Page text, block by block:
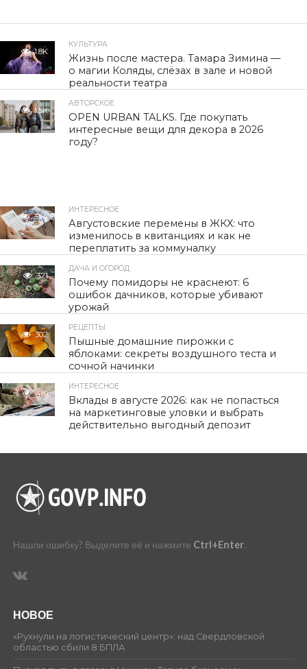
1.8K
КУЛЬТУРА
Жизнь после мастера. Тамара Зимина —
о магии Коляды, слёзах в зале и новой
реальности театра
1.5K
АВТОРСКОЕ
OPEN URBAN TALKS. Где покупать
интересные вещи для декора в 2026
году?
324
ИНТЕРЕСНОЕ
Августовские перемены в ЖКХ: что
изменилось в квитанциях и как не
переплатить за коммуналку
321
ДАЧА И ОГОРОД
Почему помидоры не краснеют: 6
ошибок дачников, которые убивают
урожай
302
РЕЦЕПТЫ
Пышные домашние пирожки с
яблоками: секреты воздушного теста и
сочной начинки
481
ИНТЕРЕСНОЕ
Вклады в августе 2026: как не попасться
на маркетинговые уловки и выбрать
действительно выгодный депозит
Нашли ошибку? Выделите её и нажмите Ctrl+Enter.
НОВОЕ
«Рухнули на логистический центр»: над Свердловской
областью сбили 8 БПЛА